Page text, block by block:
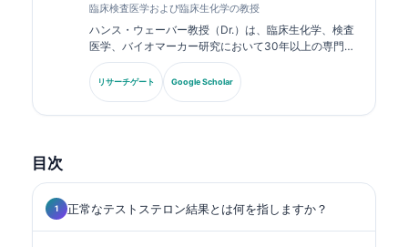
臨床検査医学および臨床生化学の教授
ハンス・ウェーバー教授（Dr.）は、臨床生化学、検査
医学、バイオマーカー研究において30年以上の専門知
識を持ちます。ドイツ臨床化学会の元会長であり、診断
パネル解析、バイオマーカーの標準化、AI支援による検
査医学を専門としています。.
リサーチゲート Google Scholar
目次
正常なテストステロン結果とは何を指しますか？